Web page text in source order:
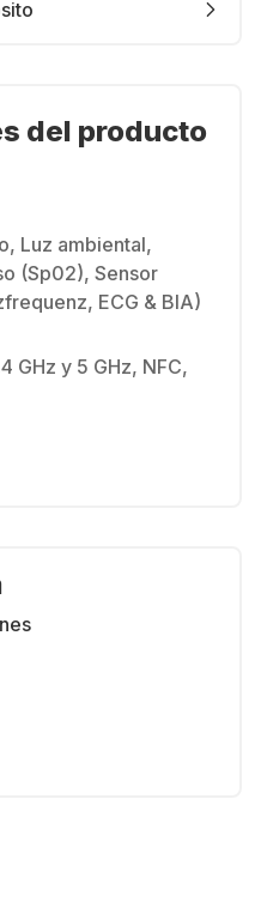
del producto
Luz ambiental,
(Sp02), Sensor
ECG & BIA)
GHz y 5 GHz, NFC,